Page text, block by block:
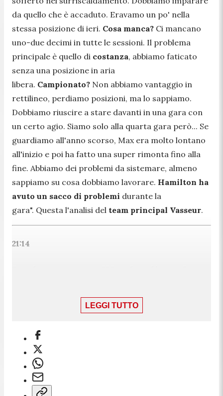
da quello che è accaduto. Eravamo un po' nella
stessa posizione di ieri. Cosa manca? Ci mancano
uno-due decimi in tutte le sessioni. Il problema
principale è quello di costanza, abbiamo faticato
senza una posizione in aria
libera. Campionato? Non abbiamo vantaggio in
rettilineo, perdiamo posizioni, ma lo sappiamo.
Dobbiamo riuscire a stare davanti in una gara con
un certo agio. Siamo solo alla quarta gara però... Se
guardiamo all'anno scorso, Max era molto lontano
all'inizio e poi ha fatto una super rimonta fino alla
fine. Abbiamo dei problemi da sistemare, almeno
sappiamo su cosa dobbiamo lavorare. Hamilton ha
avuto un sacco di problemi durante la
gara". Questa l'analisi del team principal Vasseur.
21:14
buttato tutto nel cestino"
molto arrabbiato con me stesso... Non c'erano
problemi all'ala, ho sbagliato io in curva 1 e 3,
veramente un peccato. L'ho gestita nel migliore dei
modi, ci sono delle decisioni che dobbiamo rivedere
insieme. Avevamo massimizzato tutto fino all'ultimo
LEGGI TUTTO